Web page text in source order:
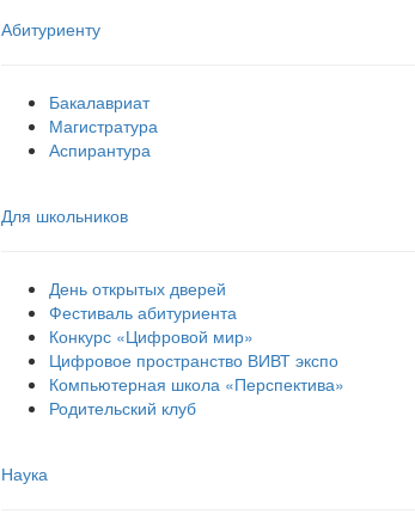
Абитуриенту
Бакалавриат
Магистратура
Аспирантура
Для школьников
День открытых дверей
Фестиваль абитуриента
Конкурс «Цифровой мир»
Цифровое пространство ВИВТ экспо
Компьютерная школа «Перспектива»
Родительский клуб
Наука